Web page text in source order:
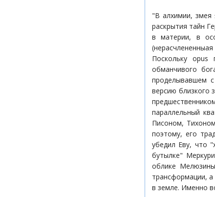
"В алхимии, змея
раскрытия тайн
в материи, в
Поскольку opus
обманчивого
проделывавшем
версию близкого
параллельный
Писоном,
поэтому, его
убедил Еву, что
бутылке"
облике
трансформации,
в земле. Именно